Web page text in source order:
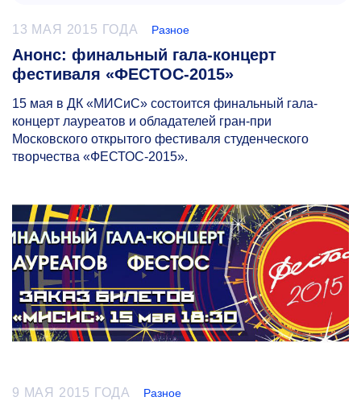
13 МАЯ 2015 ГОДА Разное
Анонс: финальный гала-концерт
фестиваля «ФЕСТОС-2015»
15 мая в ДК «МИСиС» состоится финальный гала-
концерт лауреатов и обладателей гран-при
Московского открытого фестиваля студенческого
творчества «ФЕСТОС-2015».
9 МАЯ 2015 ГОДА Разное